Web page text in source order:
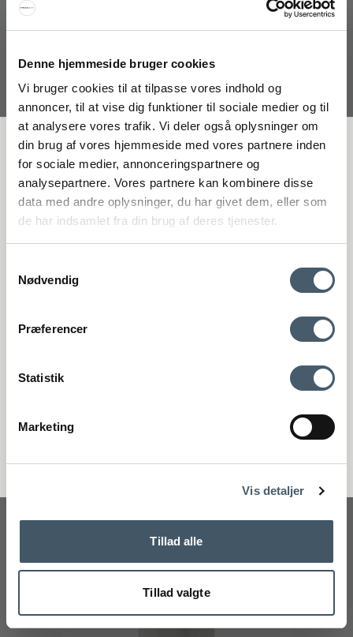
Denne hjemmeside bruger cookies
Vi bruger cookies til at tilpasse vores indhold og
annoncer, til at vise dig funktioner til sociale medier og til
at analysere vores trafik. Vi deler også oplysninger om
din brug af vores hjemmeside med vores partnere inden
for sociale medier, annonceringspartnere og
analysepartnere. Vores partnere kan kombinere disse
data med andre oplysninger, du har givet dem, eller som
de har indsamlet fra din brug af deres tjenester.
Nødvendig
Præferencer
Statistik
Marketing
Vis detaljer
Tillad alle
Tillad valgte
Vipp Pedalbehållare 30 liter Vipp17
Pris från
FÅ 20 % RABATT
Få 20 % rabatt genom att prenumerera på vårt nyhetsbrev. *Din rabatt
kan inte användas på redan nedsatta varor eller produkter från
Rocket.
Genom att anmäla dig till vårt nyhetsbrev godkänner du att få vårt
Nej tack